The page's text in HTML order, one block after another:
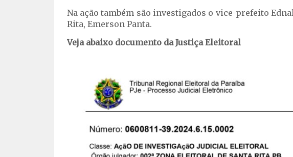
Na ação também são investigados o vice-prefeito
Rita, Emerson Panta.
Veja abaixo documento da Justiça Eleitoral